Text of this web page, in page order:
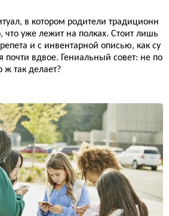
в котором родители традиционн
что уже лежит на полках. Стоит лишь
и с инвентарной описью, как су
вдвое. Гениальный совет: не по
ж так делает?